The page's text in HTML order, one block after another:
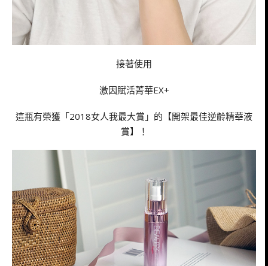
接著使用
激因賦活菁華EX+
這瓶有榮獲「2018女人我最大賞」的【開架最佳逆齡精華液
賞】！